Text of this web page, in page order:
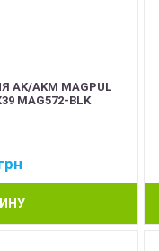
AK/AKM MAGPUL
MAG572-BLK